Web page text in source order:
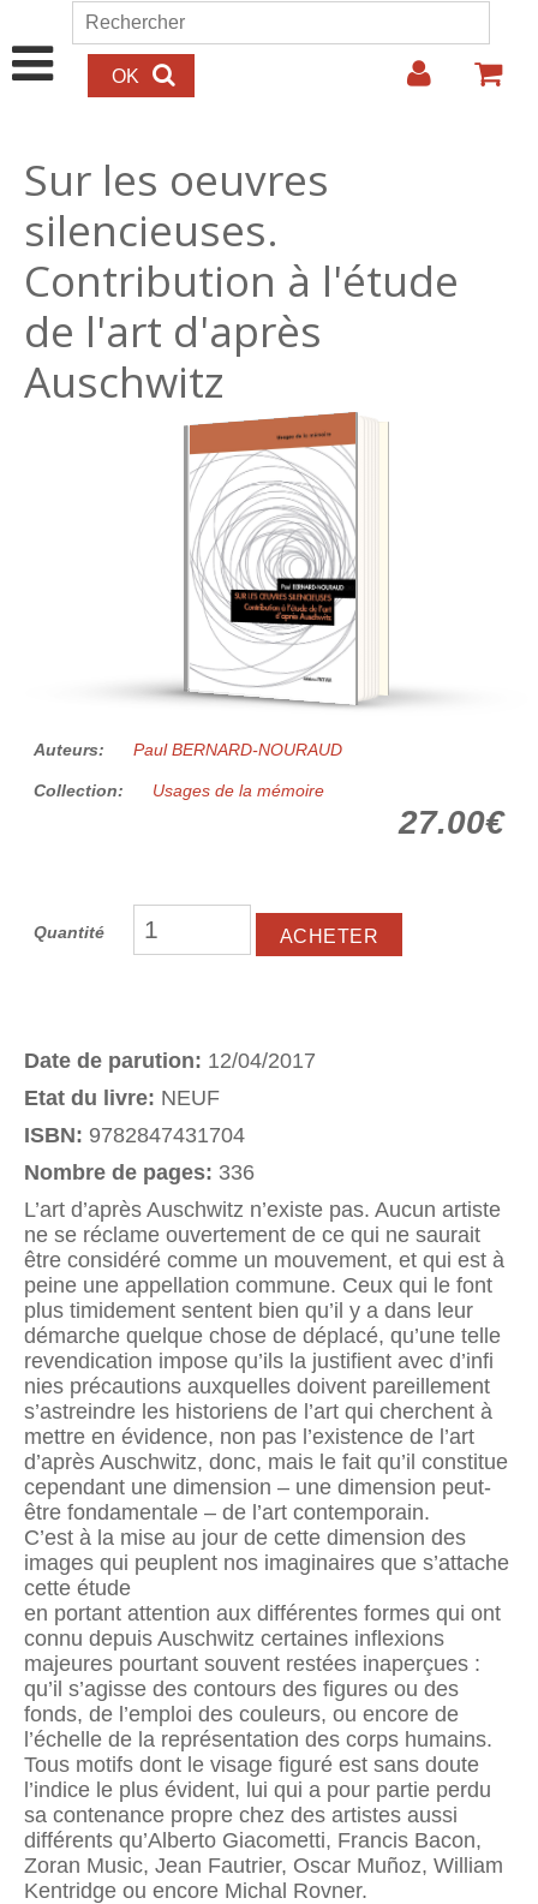
Aller au contenu principal
Formulaire de recherche
Rechercher
Sur les oeuvres
silencieuses.
Contribution à l'étude
de l'art d'après
Auschwitz
27.00€
Auteurs: Paul BERNARD-NOURAUD
Collection: Usages de la mémoire
27.00€
Quantité
Date de parution: 12/04/2017
Etat du livre: NEUF
ISBN: 9782847431704
Nombre de pages: 336
L’art d’après Auschwitz n’existe pas. Aucun artiste
ne se réclame ouvertement de ce qui ne saurait
être considéré comme un mouvement, et qui est à
peine une appellation commune. Ceux qui le font
plus timidement sentent bien qu’il y a dans leur
démarche quelque chose de déplacé, qu’une telle
revendication impose qu’ils la justifient avec d’infi
nies précautions auxquelles doivent pareillement
s’astreindre les historiens de l’art qui cherchent à
mettre en évidence, non pas l’existence de l’art
d’après Auschwitz, donc, mais le fait qu’il constitue
cependant une dimension – une dimension peut-
être fondamentale – de l’art contemporain.
C’est à la mise au jour de cette dimension des
images qui peuplent nos imaginaires que s’attache
cette étude
en portant attention aux différentes formes qui ont
connu depuis Auschwitz certaines inflexions
majeures pourtant souvent restées inaperçues :
qu’il s’agisse des contours des figures ou des
fonds, de l’emploi des couleurs, ou encore de
l’échelle de la représentation des corps humains.
Tous motifs dont le visage figuré est sans doute
l’indice le plus évident, lui qui a pour partie perdu
sa contenance propre chez des artistes aussi
différents qu’Alberto Giacometti, Francis Bacon,
Zoran Music, Jean Fautrier, Oscar Muñoz, William
Kentridge ou encore Michal Rovner.